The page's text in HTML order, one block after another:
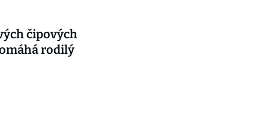
čipových
rodilý